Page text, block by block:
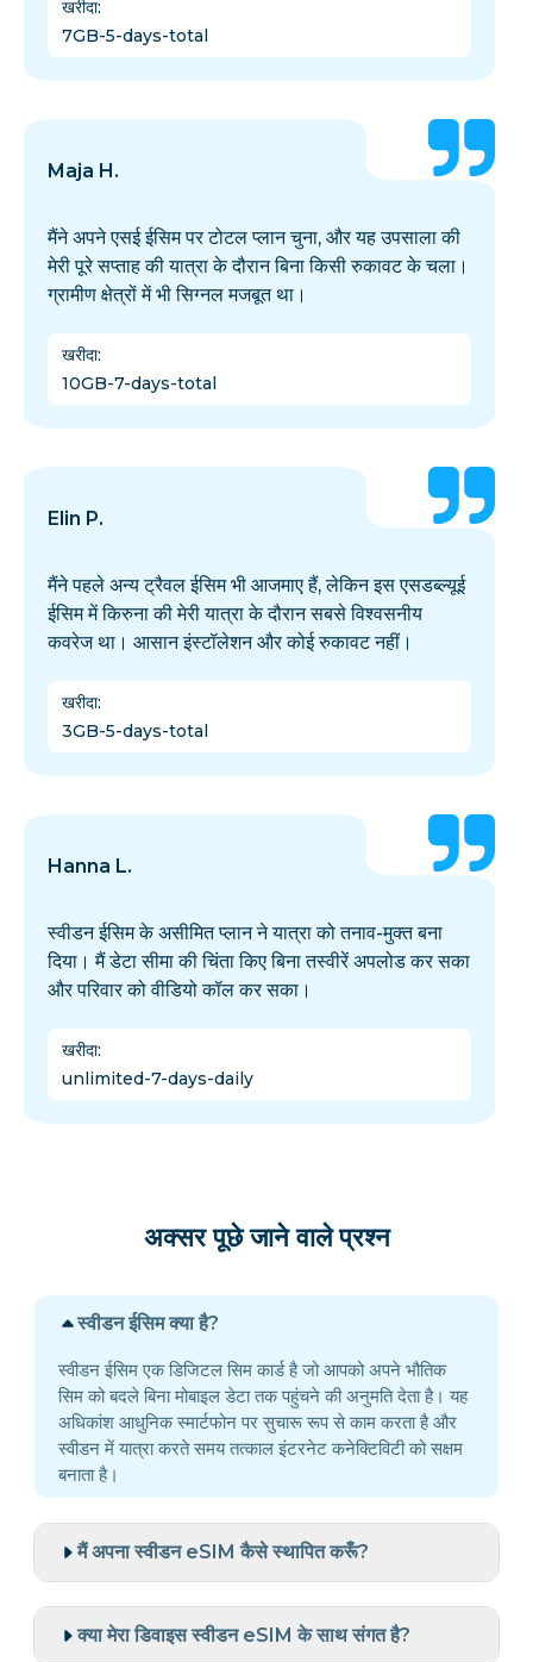
खरीदा:
7GB-5-days-total
Maja H.
मैंने अपने एसई ईसिम पर टोटल प्लान चुना, और यह उपसाला की
मेरी पूरे सप्ताह की यात्रा के दौरान बिना किसी रुकावट के चला।
ग्रामीण क्षेत्रों में भी सिग्नल मजबूत था।
खरीदा:
10GB-7-days-total
Elin P.
मैंने पहले अन्य ट्रैवल ईसिम भी आजमाए हैं, लेकिन इस एसडब्ल्यूई
ईसिम में किरुना की मेरी यात्रा के दौरान सबसे विश्वसनीय
कवरेज था। आसान इंस्टॉलेशन और कोई रुकावट नहीं।
खरीदा:
3GB-5-days-total
Hanna L.
स्वीडन ईसिम के असीमित प्लान ने यात्रा को तनाव-मुक्त बना
दिया। मैं डेटा सीमा की चिंता किए बिना तस्वीरें अपलोड कर सका
और परिवार को वीडियो कॉल कर सका।
खरीदा:
unlimited-7-days-daily
अक्सर पूछे जाने वाले प्रश्न
स्वीडन ईसिम क्या है?
स्वीडन ईसिम एक डिजिटल सिम कार्ड है जो आपको अपने भौतिक
सिम को बदले बिना मोबाइल डेटा तक पहुंचने की अनुमति देता है। यह
अधिकांश आधुनिक स्मार्टफोन पर सुचारू रूप से काम करता है और
स्वीडन में यात्रा करते समय तत्काल इंटरनेट कनेक्टिविटी को सक्षम
बनाता है।
मैं अपना स्वीडन eSIM कैसे स्थापित करूँ?
क्या मेरा डिवाइस स्वीडन eSIM के साथ संगत है?